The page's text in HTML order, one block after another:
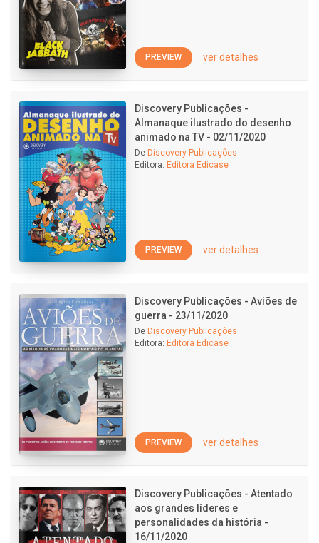
PREVIEW ver detalhes
Discovery Publicações -
Almanaque ilustrado do desenho
animado na TV - 02/11/2020
De Discovery Publicações
Editora: Editora Edicase
PREVIEW ver detalhes
Discovery Publicações - Aviões de
guerra - 23/11/2020
De Discovery Publicações
Editora: Editora Edicase
PREVIEW ver detalhes
Discovery Publicações - Atentado
aos grandes líderes e
personalidades da história -
16/11/2020